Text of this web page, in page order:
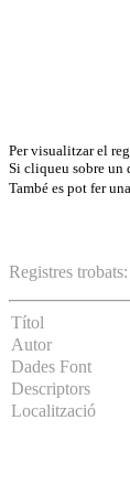
Per visualitzar el
Si cliqueu sobre un
També es pot fer una
Registres trobats:
Títol
Autor
Dades Font
Descriptors
Localització